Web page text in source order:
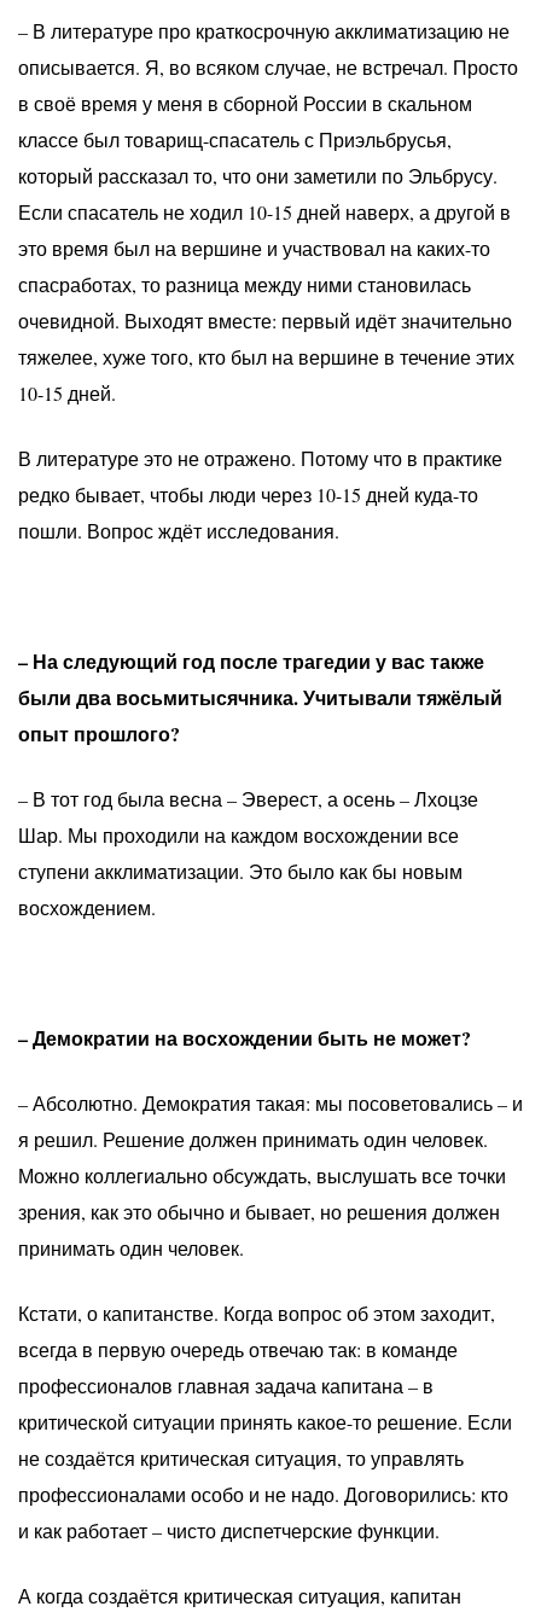
– В литературе про краткосрочную акклиматизацию не
описывается. Я, во всяком случае, не встречал. Просто
в своё время у меня в сборной России в скальном
классе был товарищ-спасатель с Приэльбрусья,
который рассказал то, что они заметили по Эльбрусу.
Если спасатель не ходил 10-15 дней наверх, а другой в
это время был на вершине и участвовал на каких-то
спасработах, то разница между ними становилась
очевидной. Выходят вместе: первый идёт значительно
тяжелее, хуже того, кто был на вершине в течение этих
10-15 дней.
В литературе это не отражено. Потому что в практике
редко бывает, чтобы люди через 10-15 дней куда-то
пошли. Вопрос ждёт исследования.
– На следующий год после трагедии у вас также
были два восьмитысячника. Учитывали тяжёлый
опыт прошлого?
– В тот год была весна – Эверест, а осень – Лхоцзе
Шар. Мы проходили на каждом восхождении все
ступени акклиматизации. Это было как бы новым
восхождением.
– Демократии на восхождении быть не может?
– Абсолютно. Демократия такая: мы посоветовались – и
я решил. Решение должен принимать один человек.
Можно коллегиально обсуждать, выслушать все точки
зрения, как это обычно и бывает, но решения должен
принимать один человек.
Кстати, о капитанстве. Когда вопрос об этом заходит,
всегда в первую очередь отвечаю так: в команде
профессионалов главная задача капитана – в
критической ситуации принять какое-то решение. Если
не создаётся критическая ситуация, то управлять
профессионалами особо и не надо. Договорились: кто
и как работает – чисто диспетчерские функции.
А когда создаётся критическая ситуация, капитан